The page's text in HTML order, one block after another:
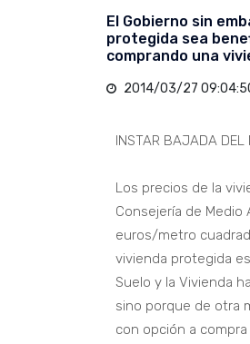
El Gobierno sin
protegida sea
comprando una
2014/03/27
INSTAR BAJADA DEL
Los precios de la
Consejería de Medio
euros/metro
vivienda protegida
Suelo y la Vivienda
sino porque de otra
con opción a